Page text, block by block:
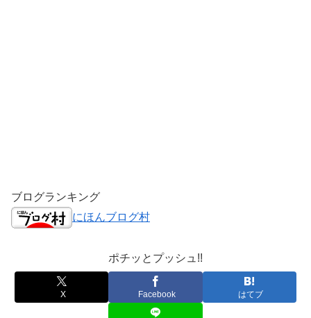
ブログランキング
にほんブログ村
ポチッとプッシュ!!
X Facebook はてブ